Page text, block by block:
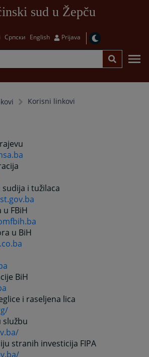
sud u Žepču
Српски English Prijava
Korisni linkovi
i tužilaca
FBiH
u BiH
BiH
i raseljena lica
službu
stranih investicija FIPA